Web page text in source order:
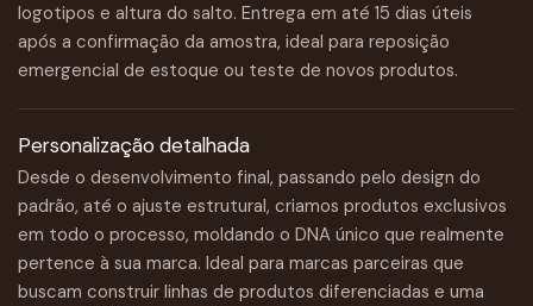
logotipos e altura do salto. Entrega em até 15 dias úteis
após a confirmação da amostra, ideal para reposição
emergencial de estoque ou teste de novos produtos.
Personalização detalhada
Desde o desenvolvimento final, passando pelo design do
padrão, até o ajuste estrutural, criamos produtos exclusivos
em todo o processo, moldando o DNA único que realmente
pertence à sua marca. Ideal para marcas parceiras que
buscam construir linhas de produtos diferenciadas e uma